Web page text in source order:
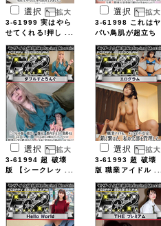
選択
3-61999 実はやら
せてくれる!押し ...
選択
3-61998 これはヤ
バい鳥肌が超立ち
選択
3-61994 超 破壊
版 【シークレッ ...
選択
3-61993 超 破壊
版 職業アイドル ...